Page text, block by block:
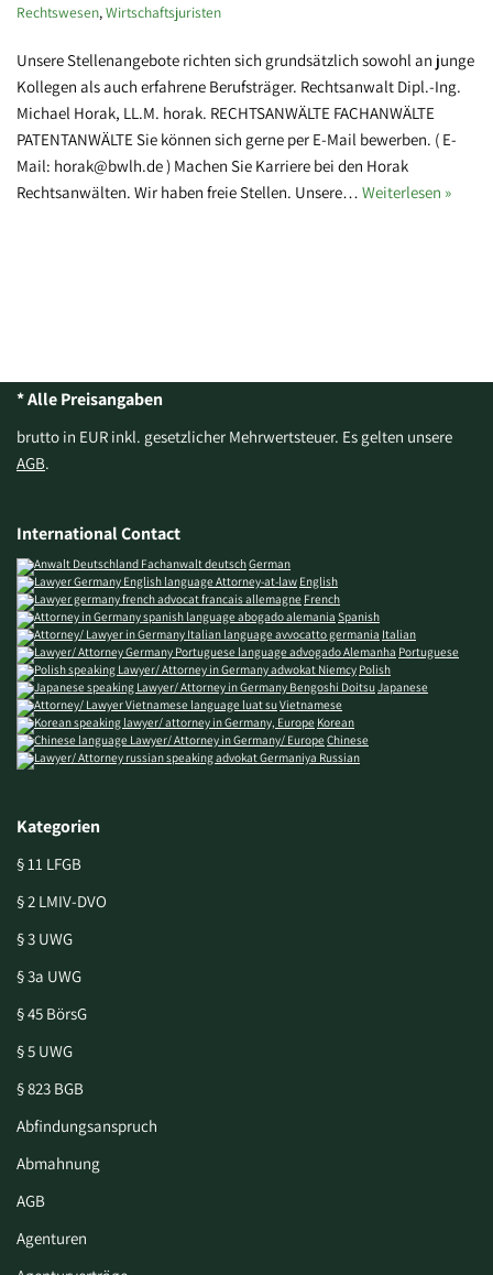
Rechtswesen,Wirtschaftsjuristen
Unsere Stellenangebote richten sich grundsätzlich sowohl an junge
Kollegen als auch erfahrene Berufsträger. Rechtsanwalt Dipl.-Ing.
Michael Horak, LL.M. horak. RECHTSANWÄLTE FACHANWÄLTE
PATENTANWÄLTE Sie können sich gerne per E-Mail bewerben. ( E-
Mail: horak@bwlh.de ) Machen Sie Karriere bei den Horak
Rechtsanwälten. Wir haben freie Stellen. Unsere… Weiterlesen »
* Alle Preisangaben
brutto in EUR inkl. gesetzlicher Mehrwertsteuer. Es gelten unsere
AGB.
International Contact
German
English
French
Spanish
Italian
Portuguese
Polish
Japanese
Vietnamese
Korean
Chinese
Russian
Kategorien
§ 11 LFGB
§ 2 LMIV-DVO
§ 3 UWG
§ 3a UWG
§ 45 BörsG
§ 5 UWG
§ 823 BGB
Abfindungsanspruch
Abmahnung
AGB
Agenturen